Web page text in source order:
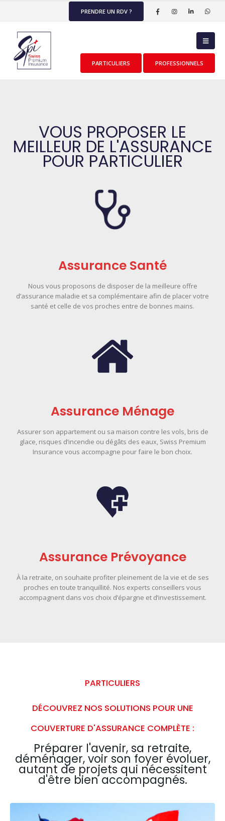
PRENDRE UN RDV ?
PARTICULIERS PROFESSIONNELS
VOUS PROPOSER LE
MEILLEUR DE L'ASSURANCE
POUR PARTICULIER
Assurance Santé
Nous vous proposons de disposer de la meilleure offre
d’assurance maladie et sa complémentaire afin de placer votre
santé et celle de vos proches entre de bonnes mains.
Assurance Ménage
Assurer son appartement ou sa maison contre les vols, bris de
glace, risques d’incendie ou dégâts des eaux, Swiss Premium
Insurance vous accompagne pour faire le bon choix.
Assurance Prévoyance
À la retraite, on souhaite profiter pleinement de la vie et de ses
proches en toute tranquillité. Nos experts conseillers vous
accompagnent dans vos choix d’épargne et d’investissement.
PARTICULIERS
DÉCOUVREZ NOS SOLUTIONS POUR UNE
COUVERTURE D'ASSURANCE COMPLÈTE :
Préparer l'avenir, sa retraite,
déménager, voir son foyer évoluer,
autant de projets qui nécessitent
d'être bien accompagnés.